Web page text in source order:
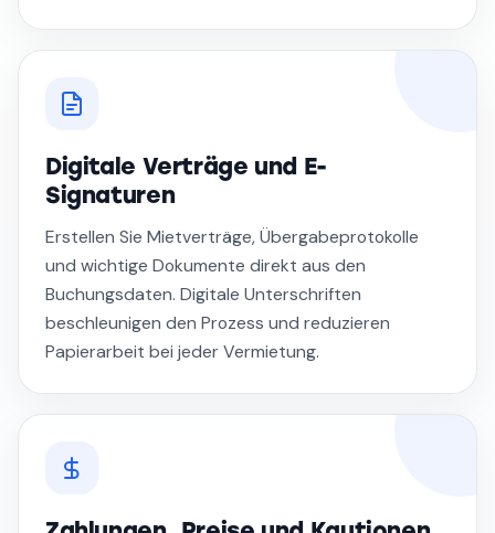
Digitale Verträge und E-
Signaturen
Erstellen Sie Mietverträge, Übergabeprotokolle
und wichtige Dokumente direkt aus den
Buchungsdaten. Digitale Unterschriften
beschleunigen den Prozess und reduzieren
Papierarbeit bei jeder Vermietung.